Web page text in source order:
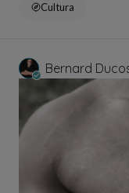
Cultura
Bernard